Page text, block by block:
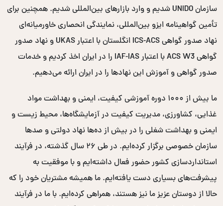
سازمان UNIDO شدیم و وارد بازارهای بین‌المللی شدیم. همچنین برای
تأمین گواهینامه ایزو بین‌المللی، نمایندگی انحصاری خاورمیانه‌ای
نهاد صدور گواهی ICS-ACS انگلستان با اعتبار UKAS و نهاد صدور
گواهی ACS W3 با اعتبار IAF-IAS را در ایران اخذ کردیم و خدمات
صدور گواهی و آموزش این نهادها را در ایران ارائه می‌دهیم.
ما بیش از ۱۰۰۰ دوره آموزشی کیفیت، ایمنی و بهداشت مواد
غذایی، کشاورزی، مدیریت کیفیت در آزمایشگاه‌ها، محیط زیست و
ایمنی و بهداشت شغلی را در بیش از ده‌ها نهاد دولتی و صدها
سازمان خصوصی برگزار کرده‌ایم. در طی ۲۶ سال گذشته، در فرآیند
استانداردسازی کشور حضور فعال داشته‌ایم و با موفقیت به
پیشرفت‌های بسیاری دست یافته‌ایم. ما همیشه مشتریان خود را که
حالا از دوستان عزیز ما نیز هستند، همراهی کرده‌ایم. با ما در فرآیند